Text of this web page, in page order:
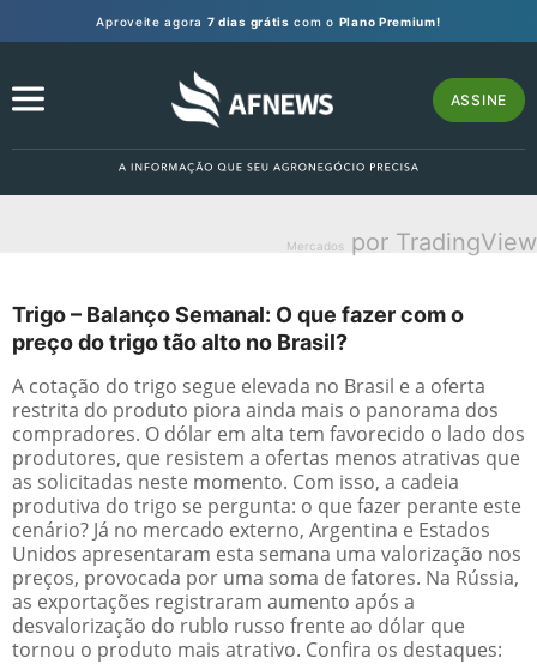
Aproveite agora 7 dias grátis com o Plano Premium!
ASSINE
Mercados por TradingView
Trigo – Balanço Semanal: O que fazer com o
preço do trigo tão alto no Brasil?
A cotação do trigo segue elevada no Brasil e a oferta
restrita do produto piora ainda mais o panorama dos
compradores. O dólar em alta tem favorecido o lado dos
produtores, que resistem a ofertas menos atrativas que
as solicitadas neste momento. Com isso, a cadeia
produtiva do trigo se pergunta: o que fazer perante este
cenário? Já no mercado externo, Argentina e Estados
Unidos apresentaram esta semana uma valorização nos
preços, provocada por uma soma de fatores. Na Rússia,
as exportações registraram aumento após a
desvalorização do rublo russo frente ao dólar que
tornou o produto mais atrativo. Confira os destaques: